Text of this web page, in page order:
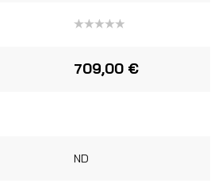
5
709,00 €
ND